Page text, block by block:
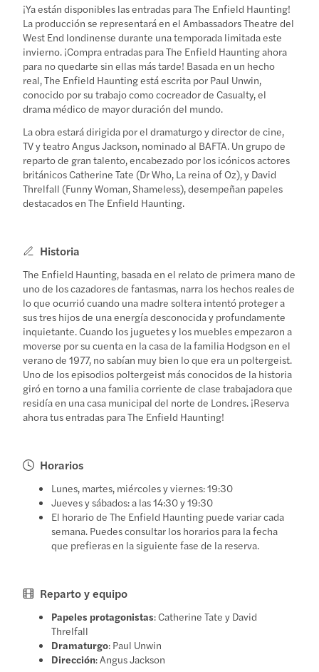
¡Ya están disponibles las entradas para The Enfield Haunting!
La producción se representará en el Ambassadors Theatre del
West End londinense durante una temporada limitada este
invierno. ¡Compra entradas para The Enfield Haunting ahora
para no quedarte sin ellas más tarde! Basada en un hecho
real, The Enfield Haunting está escrita por Paul Unwin,
conocido por su trabajo como cocreador de Casualty, el
drama médico de mayor duración del mundo.
La obra estará dirigida por el dramaturgo y director de cine,
TV y teatro Angus Jackson, nominado al BAFTA. Un grupo de
reparto de gran talento, encabezado por los icónicos actores
británicos Catherine Tate (Dr Who, La reina of Oz), y David
Threlfall (Funny Woman, Shameless), desempeñan papeles
destacados en The Enfield Haunting.
Historia
The Enfield Haunting, basada en el relato de primera mano de
uno de los cazadores de fantasmas, narra los hechos reales de
lo que ocurrió cuando una madre soltera intentó proteger a
sus tres hijos de una energía desconocida y profundamente
inquietante. Cuando los juguetes y los muebles empezaron a
moverse por su cuenta en la casa de la familia Hodgson en el
verano de 1977, no sabían muy bien lo que era un poltergeist.
Uno de los episodios poltergeist más conocidos de la historia
giró en torno a una familia corriente de clase trabajadora que
residía en una casa municipal del norte de Londres. ¡Reserva
ahora tus entradas para The Enfield Haunting!
Horarios
Lunes, martes, miércoles y viernes: 19:30
Jueves y sábados: a las 14:30 y 19:30
El horario de The Enfield Haunting puede variar cada
semana. Puedes consultar los horarios para la fecha
que prefieras en la siguiente fase de la reserva.
Reparto y equipo
Papeles protagonistas: Catherine Tate y David
Threlfall
Dramaturgo: Paul Unwin
Dirección: Angus Jackson